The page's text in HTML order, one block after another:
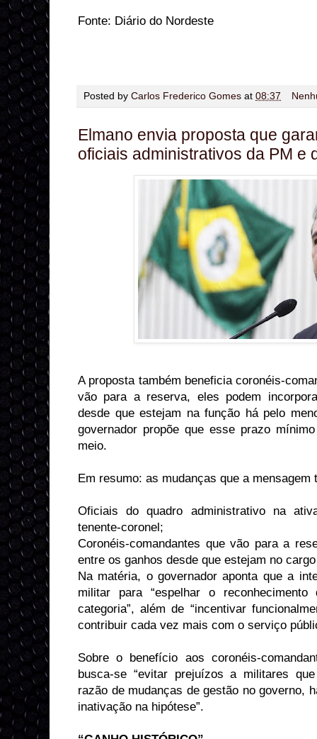
Fonte: Diário do Nordeste
Posted by Carlos Frederico Gomes at 08:37
Elmano envia proposta que
oficiais administrativos da PM e
A proposta também beneficia coronéis-
vão para a reserva, eles podem
desde que estejam na função há pelo
governador propõe que esse prazo
meio.
Em resumo: as mudanças que a
Oficiais do quadro administrativo na
tenente-coronel;
Coronéis-comandantes que vão para a
entre os ganhos desde que estejam no
Na matéria, o governador aponta que a
militar para “espelhar o
categoria”, além de “incentivar
contribuir cada vez mais com o serviço
Sobre o benefício aos coronéis-
busca-se “evitar prejuízos a militares
razão de mudanças de gestão no governo,
inativação na hipótese”.